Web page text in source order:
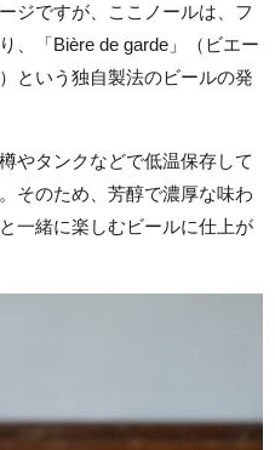
ジですが、ここノールは、フ
、「Bière de garde」（ビエー
という独自製法のビールの発
やタンクなどで低温保存して
そのため、芳醇で濃厚な味わ
一緒に楽しむビールに仕上が